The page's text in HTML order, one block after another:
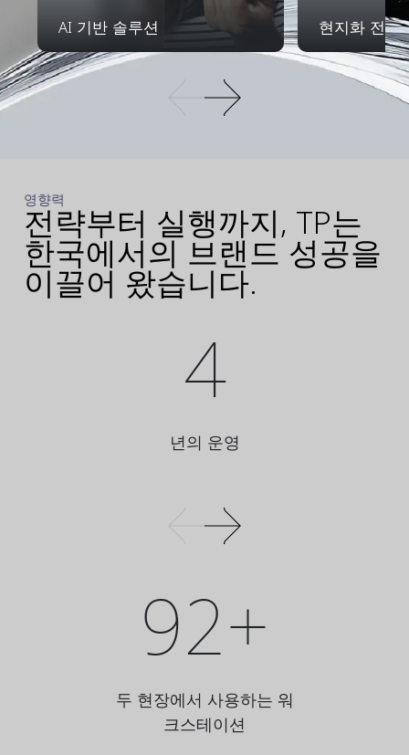
AI 기반 솔루션 현지화 전문
영향력
전략부터 실행까지, TP는
한국에서의 브랜드 성공을
이끌어 왔습니다.
4
년의 운영
92+
두 현장에서 사용하는 워
크스테이션